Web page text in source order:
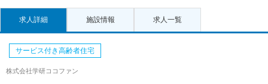
求人詳細 施設情報 求人一覧
サービス付き高齢者住宅
株式会社学研ココファン